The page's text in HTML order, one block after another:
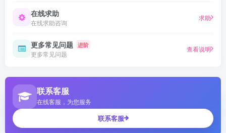
在线求助
在线求助咨询
求助
更多常见问题 进阶
更多常见问题
查看说明
联系客服
在线客服，为您服务
联系客服